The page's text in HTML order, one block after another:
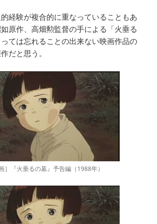
経験が複合的に重なっていることもあ
原作、高畑勲監督の手による「火垂る
ては忘れることの出来ない映画作品の
だと思う。
『火垂るの墓』予告編（1988年）